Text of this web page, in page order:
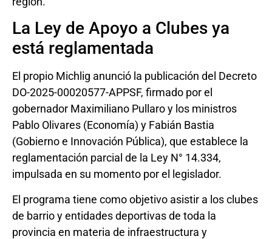
La Ley de Apoyo a Clubes ya
está reglamentada
El propio Michlig anunció la publicación del Decreto
DO-2025-00020577-APPSF, firmado por el
gobernador Maximiliano Pullaro y los ministros
Pablo Olivares (Economía) y Fabián Bastia
(Gobierno e Innovación Pública), que establece la
reglamentación parcial de la Ley N° 14.334,
impulsada en su momento por el legislador.
El programa tiene como objetivo asistir a los clubes
de barrio y entidades deportivas de toda la
provincia en materia de infraestructura y